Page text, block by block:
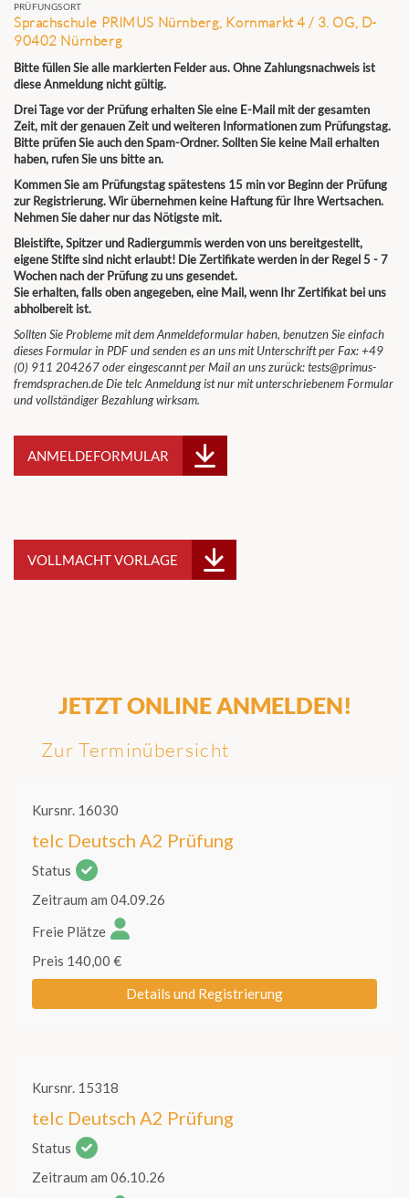
PRÜFUNGSORT
Sprachschule PRIMUS Nürnberg, Kornmarkt 4 / 3. OG, D-
90402 Nürnberg
Bitte füllen Sie alle markierten Felder aus. Ohne Zahlungsnachweis ist
diese Anmeldung nicht gültig.
Drei Tage vor der Prüfung erhalten Sie eine E-Mail mit der gesamten
Zeit, mit der genauen Zeit und weiteren Informationen zum Prüfungstag.
Bitte prüfen Sie auch den Spam-Ordner. Sollten Sie keine Mail erhalten
haben, rufen Sie uns bitte an.
Kommen Sie am Prüfungstag spätestens 15 min vor Beginn der Prüfung
zur Registrierung. Wir übernehmen keine Haftung für Ihre Wertsachen.
Nehmen Sie daher nur das Nötigste mit.
Bleistifte, Spitzer und Radiergummis werden von uns bereitgestellt,
eigene Stifte sind nicht erlaubt! Die Zertifikate werden in der Regel 5 - 7
Wochen nach der Prüfung zu uns gesendet.
Sie erhalten, falls oben angegeben, eine Mail, wenn Ihr Zertifikat bei uns
abholbereit ist.
Sollten Sie Probleme mit dem Anmeldeformular haben, benutzen Sie einfach
dieses Formular in PDF und senden es an uns mit Unterschrift per Fax: +49
(0) 911 204267 oder eingescannt per Mail an uns zurück: tests@primus-
fremdsprachen.de Die telc Anmeldung ist nur mit unterschriebenem Formular
und vollständiger Bezahlung wirksam.
ANMELDEFORMULAR
VOLLMACHT VORLAGE
JETZT ONLINE ANMELDEN!
Zur Terminübersicht